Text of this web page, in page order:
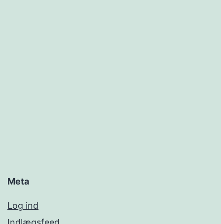
Meta
Log ind